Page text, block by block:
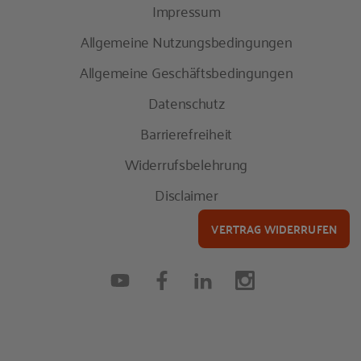
Impressum
Allgemeine Nutzungsbedingungen
Allgemeine Geschäftsbedingungen
Datenschutz
Barrierefreiheit
Widerrufsbelehrung
Disclaimer
VERTRAG WIDERRUFEN